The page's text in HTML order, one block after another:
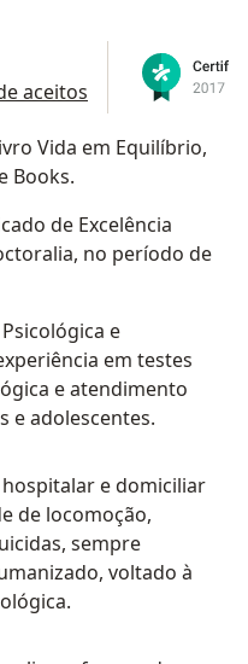
aceitos
Vida em Equilíbrio,
Books.
de Excelência
no período de
e
em testes
e atendimento
e adolescentes.
e domiciliar
de locomoção,
sempre
voltado à